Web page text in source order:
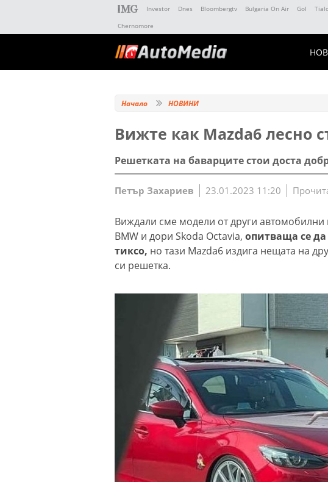
Investor Dnes Bloombergtv Bulgaria On Air Gol
Chernomore
Начало НОВИНИ
Вижте как Mazda6 лесно
Решетката на баварците стои доста
Петър Захариев 23.01.2023 11:20
Виждали сме модели от други
BMW и дори Skoda Octavia, опитваща се
тиксо, но тази Mazda6 издига нещата на
си решетка.